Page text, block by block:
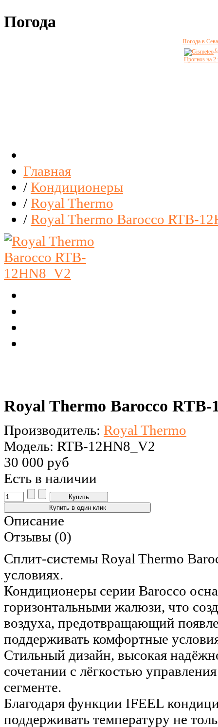
Погода
Погода в
Прогноз на 2
Главная
/ Кондиционеры
/ Royal Thermo
/ Royal Thermo Barocco RTB-
Royal Thermo Barocco RTB-
Производитель: Royal Thermo
Модель: RTB-12HN8_V2
30 000 руб
Есть в наличии
Описание
Отзывы (0)
Сплит-системы Royal Thermo
условиях.
Кондиционеры серии Barocco
горизонтальными жалюзи, что
воздуха, предотвращающий
поддерживать комфортные
Стильный дизайн, высокая
сочетании с лёгкостью
сегменте.
Благодаря функции IFEEL
поддерживать температуру не